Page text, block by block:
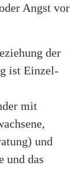
Angst vor
der
ist Einzel-
mit
und
und das